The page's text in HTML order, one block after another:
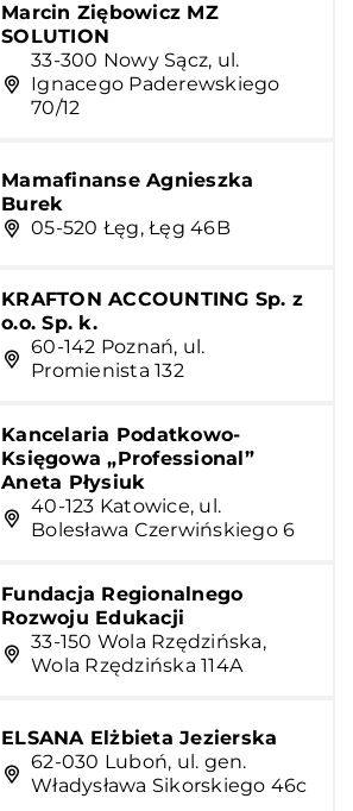
Marcin Ziębowicz MZ
SOLUTION
33-300 Nowy Sącz, ul.
Ignacego Paderewskiego
70/12
Mamafinanse Agnieszka
Burek
05-520 Łęg, Łęg 46B
KRAFTON ACCOUNTING Sp. z
o.o. Sp. k.
60-142 Poznań, ul.
Promienista 132
Kancelaria Podatkowo-
Księgowa „Professional”
Aneta Płysiuk
40-123 Katowice, ul.
Bolesława Czerwińskiego 6
Fundacja Regionalnego
Rozwoju Edukacji
33-150 Wola Rzędzińska,
Wola Rzędzińska 114A
ELSANA Elżbieta Jezierska
62-030 Luboń, ul. gen.
Władysława Sikorskiego 46c